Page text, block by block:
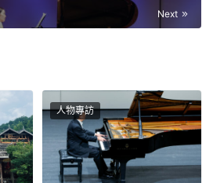
Next
人物專訪